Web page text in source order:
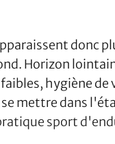
donc
Horizon
hygiène de
mettre dans
sport